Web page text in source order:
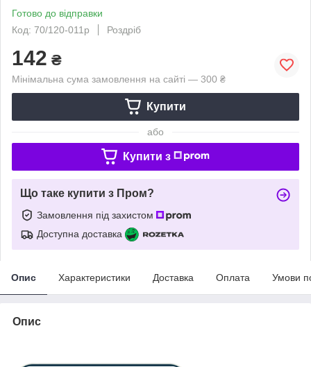
Готово до відправки
Код: 70/120-011р
Роздріб
142 ₴
Мінімальна сума замовлення на сайті — 300 ₴
Купити
або
Купити з
Що таке купити з Пром?
Замовлення під захистом
Доступна доставка
Опис Характеристики Доставка Оплата Умови
Опис